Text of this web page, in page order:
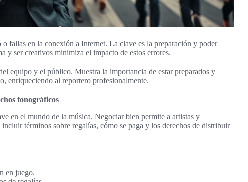
fallas en la conexión a Internet. La clave es la preparación y poder
y ser creativos minimiza el impacto de estos errores.
equipo y el público. Muestra la importancia de estar preparados y
enriqueciendo al reportero profesionalmente.
fonográficos
en el mundo de la música. Negociar bien permite a artistas y
términos sobre regalías, cómo se paga y los derechos de distribuir
en juego.